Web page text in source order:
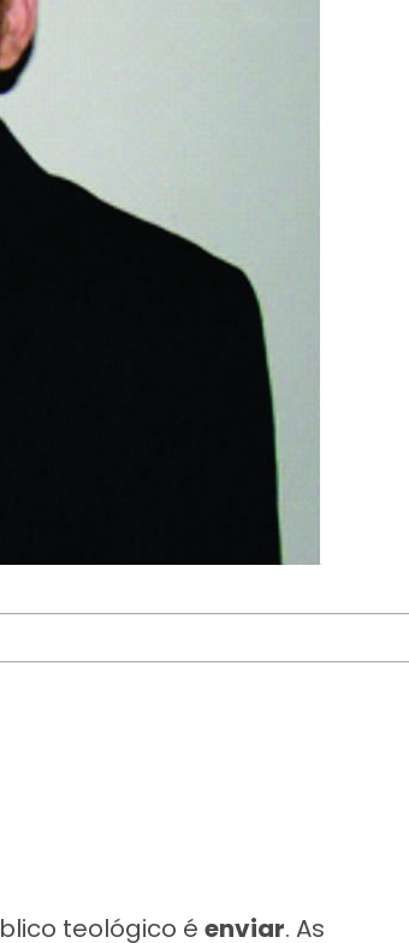
teológico é enviar. As